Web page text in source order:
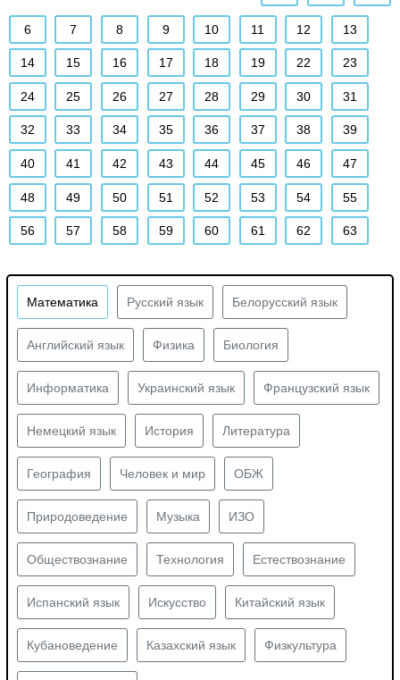
6 7 8 9 10 11 12 13
14 15 16 17 18 19 22 23
24 25 26 27 28 29 30 31
32 33 34 35 36 37 38 39
40 41 42 43 44 45 46 47
48 49 50 51 52 53 54 55
56 57 58 59 60 61 62 63
Математика Русский язык Белорусский язык
Английский язык Физика Биология
Информатика Украинский язык Французский язык
Немецкий язык История Литература
География Человек и мир ОБЖ
Природоведение Музыка ИЗО
Обществознание Технология Естествознание
Испанский язык Искусство Китайский язык
Кубановедение Казахский язык Физкультура